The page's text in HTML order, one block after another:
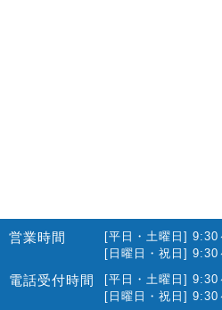
2022.01(10)
2021.12(12)
営業時間
[平日・土曜日] 9:30
[日曜日・祝日] 9:30
電話受付時間
[平日・土曜日] 9:30
[日曜日・祝日] 9:30